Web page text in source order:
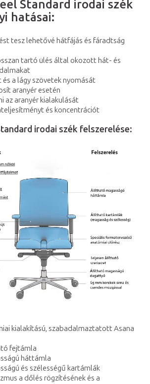
Standard irodai szék
hatásai:
tesz lehetővé hátfájás és fáradtság
tartó ülés által okozott hát- és
és a lágy szövetek nyomását
aranyér esetén
az aranyér kialakulását
és koncentrációt
irodai szék felszerelése:
kialakítású, szabadalmaztatott Asana
fejtámla
háttámla
és szélességű kartámlák
a dőlés rögzítésének és a